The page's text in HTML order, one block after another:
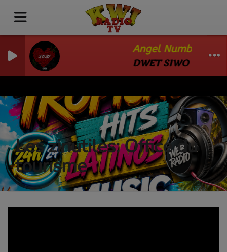
Angel Numbers -
DWET SIWO
Les zinutiles: Office du
tourisme